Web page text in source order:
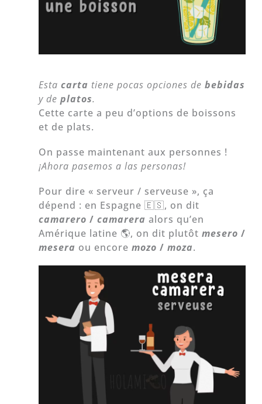
Estacarta tiene pocas opciones de bebidas
y deplatos.
Cette carte a peu d’options de boissons
et de plats.
On passe maintenant aux personnes !
¡Ahora pasemos a las personas!
Pour dire « serveur / serveuse », ça
dépend : en Espagne 🇪🇸, on dit
camarero / camarera alors qu’en
Amérique latine 🌎, on dit plutôtmesero /
mesera ou encoremozo /moza.